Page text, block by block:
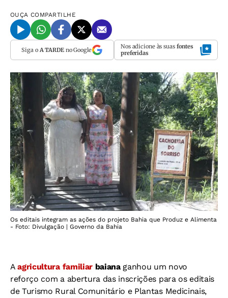
OUÇA COMPARTILHE
Siga o A TARDEno Google Nos adicione às suas fontes
preferidas
Os editais integram as ações do projeto Bahia que Produz e Alimenta
- Foto: Divulgação | Governo da Bahia
Aagricultura familiarbaiana ganhou um novo
reforço com a abertura das inscrições para os editais
de Turismo Rural Comunitário e Plantas Medicinais,